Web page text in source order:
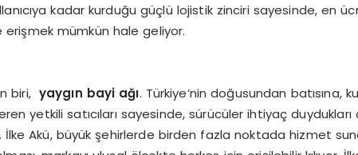
kadar kurduğu güçlü lojistik zinciri sayesinde, en
mümkün hale geliyor.
biri, yaygın bayi ağı. Türkiye’nin doğusundan batısına,
yetkili satıcıları sayesinde, sürücüler ihtiyaç duydukları
Akü, büyük şehirlerde birden fazla noktada hizmet